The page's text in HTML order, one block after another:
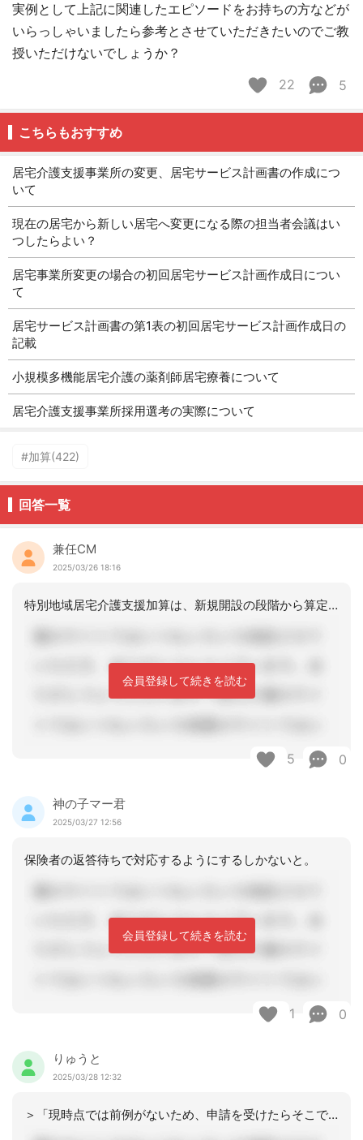
実例として上記に関連したエピソードをお持ちの方などが
いらっしゃいましたら参考とさせていただきたいのでご教
授いただけないでしょうか？
22
5
こちらもおすすめ
居宅介護支援事業所の変更、居宅サービス計画書の作成につ
いて
現在の居宅から新しい居宅へ変更になる際の担当者会議はい
つしたらよい？
居宅事業所変更の場合の初回居宅サービス計画作成日につい
て
居宅サービス計画書の第1表の初回居宅サービス計画作成日の
記載
小規模多機能居宅介護の薬剤師居宅療養について
居宅介護支援事業所採用選考の実際について
#加算(422)
回答一覧
兼任CM
2025/03/26 18:16
特別地域居宅介護支援加算は、新規開設の段階から算定できなかったと記憶しています。
会員登録して続きを読む
5 0
神の子マー君
2025/03/27 12:56
保険者の返答待ちで対応するようにするしかないと。
会員登録して続きを読む
1 0
りゅうと
2025/03/28 12:32
＞「現時点では前例がないため、申請を受けたらそこで審議するので現時点では返答でき